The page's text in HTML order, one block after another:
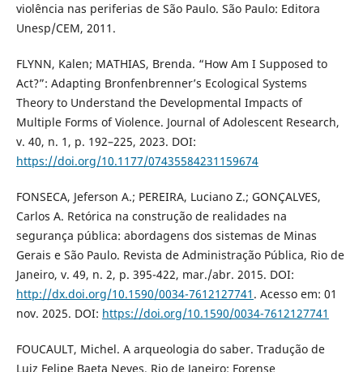
violência nas periferias de São Paulo. São Paulo: Editora
Unesp/CEM, 2011.
FLYNN, Kalen; MATHIAS, Brenda. “How Am I Supposed to
Act?”: Adapting Bronfenbrenner’s Ecological Systems
Theory to Understand the Developmental Impacts of
Multiple Forms of Violence. Journal of Adolescent Research,
v. 40, n. 1, p. 192–225, 2023. DOI:
https://doi.org/10.1177/07435584231159674
FONSECA, Jeferson A.; PEREIRA, Luciano Z.; GONÇALVES,
Carlos A. Retórica na construção de realidades na
segurança pública: abordagens dos sistemas de Minas
Gerais e São Paulo. Revista de Administração Pública, Rio de
Janeiro, v. 49, n. 2, p. 395-422, mar./abr. 2015. DOI:
http://dx.doi.org/10.1590/0034-7612127741 . Acesso em: 01
nov. 2025. DOI: https://doi.org/10.1590/0034-7612127741
FOUCAULT, Michel. A arqueologia do saber. Tradução de
Luiz Felipe Baeta Neves. Rio de Janeiro: Forense